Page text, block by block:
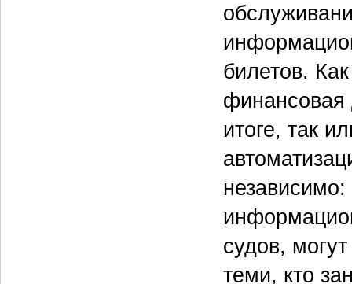
билетов.
финансовая
итоге, так
судов,
теми, кто